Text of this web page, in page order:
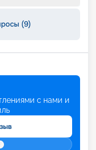
(9)
с нами и